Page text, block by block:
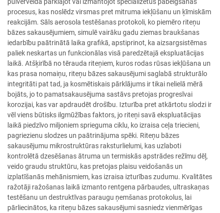
procesus, kas noslēdz virsmas pret mitruma iekļūšanu un ķīmiskām
reakcijām. Sāls aerosola testēšanas protokoli, ko piemēro riteņu
bāzes sakausējumiem, simulē vairāku gadu ziemas braukšanas
iedarbību paātrinātā laika grafikā, apstiprinot, ka aizsargsistēmas
paliek neskartas un funkcionālas visā paredzētajā ekspluatācijas
laikā. Atšķirībā no tērauda riteņiem, kuros rodas rūsas iekļūšana un
kas prasa nomaiņu, riteņu bāzes sakausējumi saglabā strukturālo
integritāti pat tad, ja kosmētiskais pārklājums ir tikai nelielā mērā
bojāts, jo to pamatsakausējuma sastāvs pretojas progresīvai
korozijai, kas var apdraudēt drošību. Izturība pret atkārtotu slodzi ir
vēl viens būtisks ilgmūžības faktors, jo riteņi savā ekspluatācijas
laikā piedzīvo miljoniem sprieguma ciklu, ko izraisa ceļa triecieni,
pagriezienu slodzes un paātrinājuma spēki. Riteņu bāzes
sakausējumu mikrostruktūras raksturlielumi, kas uzlaboti
kontrolētā dzesēšanas ātruma un termiskās apstrādes režīmu dēļ,
veido graudu struktūru, kas pretojas plaisu veidošanās un
izplatīšanās mehānismiem, kas izraisa izturības zudumu. Kvalitātes
ražotāji ražošanas laikā izmanto rentgena pārbaudes, ultraskaņas
testēšanu un destruktīvas paraugu ņemšanas protokolus, lai
pārliecinātos, ka riteņu bāzes sakausējumi sasniedz vienmērīgas